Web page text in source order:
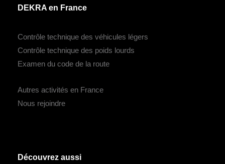
DEKRA en France
Contrôle technique des véhicules légers
Contrôle technique des poids lourds
Examen du code de la route
Autres activités en France
Nous rejoindre
Découvrez aussi